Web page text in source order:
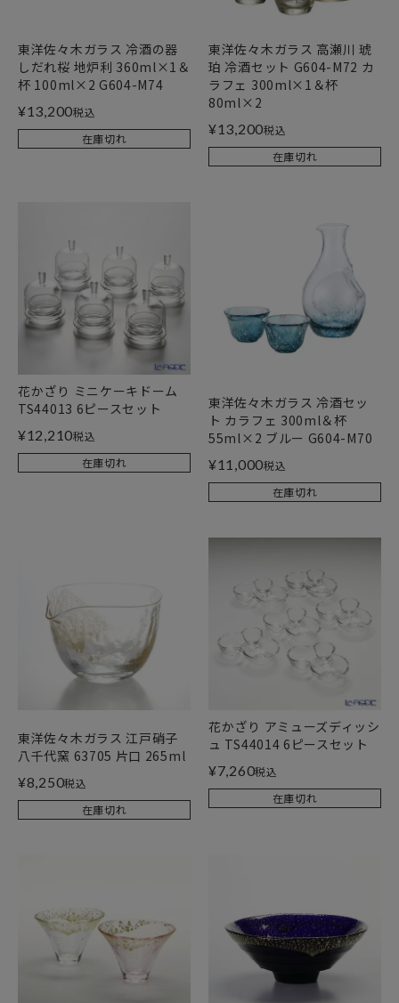
東洋佐々木ガラス 冷酒の器
しだれ桜 地炉利 360ml×1＆
杯 100ml×2 G604-M74
¥13,200税込
在庫切れ
東洋佐々木ガラス 高瀬川 琥
珀 冷酒セット G604-M72 カ
ラフェ 300ml×1＆杯
80ml×2
¥13,200税込
在庫切れ
花かざり ミニケーキドーム
TS44013 6ピースセット
¥12,210税込
在庫切れ
東洋佐々木ガラス 冷酒セッ
ト カラフェ 300ml＆杯
55ml×2 ブルー G604-M70
¥11,000税込
在庫切れ
東洋佐々木ガラス 江戸硝子
八千代窯 63705 片口 265ml
¥8,250税込
在庫切れ
花かざり アミューズディッシ
ュ TS44014 6ピースセット
¥7,260税込
在庫切れ